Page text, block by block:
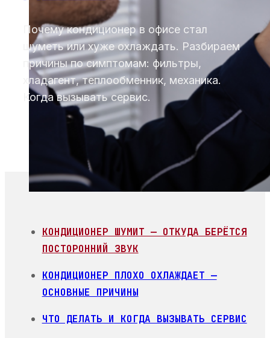
Почему кондиционер в офисе стал
шуметь или хуже охлаждать. Разбираем
причины по симптомам: фильтры,
хладагент, теплообменник, механика.
Когда вызывать сервис.
КОНДИЦИОНЕР ШУМИТ — ОТКУДА БЕРЁТСЯ
ПОСТОРОННИЙ ЗВУК
КОНДИЦИОНЕР ПЛОХО ОХЛАЖДАЕТ —
ОСНОВНЫЕ ПРИЧИНЫ
ЧТО ДЕЛАТЬ И КОГДА ВЫЗЫВАТЬ СЕРВИС